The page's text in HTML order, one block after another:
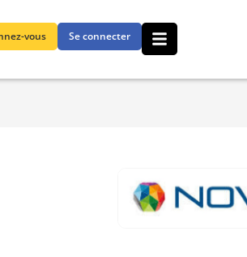
vous Se connecter